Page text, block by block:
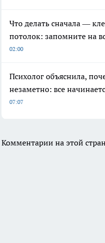
Что делать сначала —
потолок: запомните на
02:00
Психолог объяснила,
незаметно: все
07:07
Комментарии на этой